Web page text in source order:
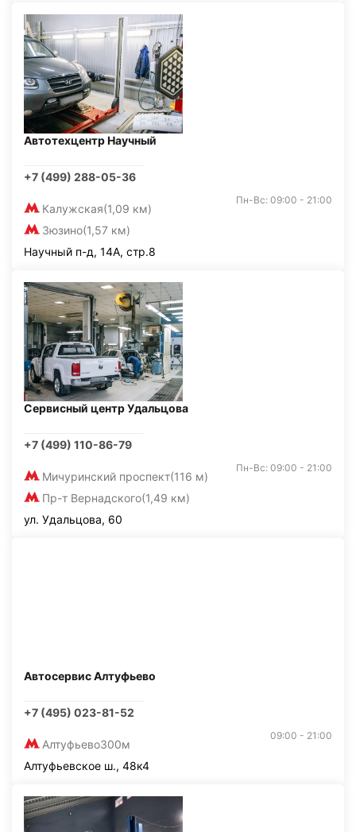
Автотехцентр Научный
+7 (499) 288-05-36
Калужская(1,09 км)
Зюзино(1,57 км)
Пн-Вс: 09:00 - 21:00
Научный п-д, 14А, стр.8
Сервисный центр Удальцова
+7 (499) 110-86-79
Мичуринский проспект(116 м)
Пр-т Вернадского(1,49 км)
Пн-Вс: 09:00 - 21:00
ул. Удальцова, 60
Автосервис Алтуфьево
+7 (495) 023-81-52
Алтуфьево300м
09:00 - 21:00
Алтуфьевское ш., 48к4